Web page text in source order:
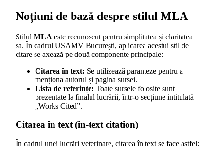
Noțiuni de bază despre stilul MLA
Stilul MLA este recunoscut pentru simplitatea și claritatea
sa. În cadrul USAMV București, aplicarea acestui stil de
citare se axează pe două componente principale:
Citarea în text: Se utilizează paranteze pentru a
menționa autorul și pagina sursei.
Lista de referințe: Toate sursele folosite sunt
prezentate la finalul lucrării, într-o secțiune intitulată
„Works Cited”.
Citarea în text (in-text citation)
În cadrul unei lucrări veterinare, citarea în text se face astfel: